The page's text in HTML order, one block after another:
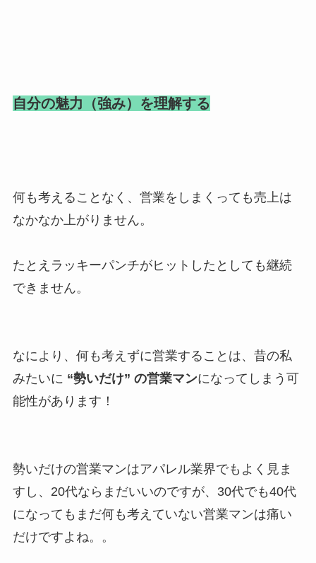
自分の魅力（強み）を理解する
何も考えることなく、営業をしまくっても売上は
なかなか上がりません。
たとえラッキーパンチがヒットしたとしても継続
できません。
なにより、何も考えずに営業することは、昔の私
みたいに “勢いだけ” の営業マンになってしまう可
能性があります！
勢いだけの営業マンはアパレル業界でもよく見ま
すし、20代ならまだいいのですが、30代でも40代
になってもまだ何も考えていない営業マンは痛い
だけですよね。。